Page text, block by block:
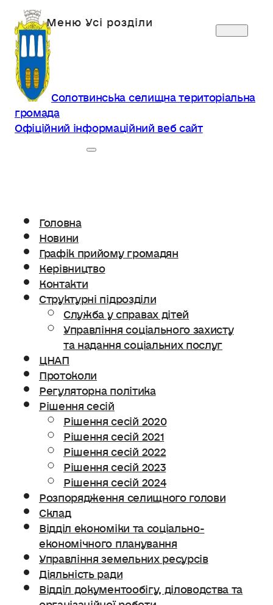
Солотвинська селищна територіальна
громада
Офіційний інформаційний веб сайт
Головна
Новини
Графік прийому громадян
Керівництво
Контакти
Структурні підрозділи
Служба у справах дітей
Управління соціального захисту
та надання соціальних послуг
ЦНАП
Протоколи
Регуляторна політика
Рішення сесій
Рішення сесій 2020
Рішення сесій 2021
Рішення сесій 2022
Рішення сесій 2023
Рішення сесій 2024
Розпорядження селищного голови
Склад
Відділ економіки та соціально-
економічного планування
Управління земельних ресурсів
Діяльність ради
Відділ документообігу, діловодства та